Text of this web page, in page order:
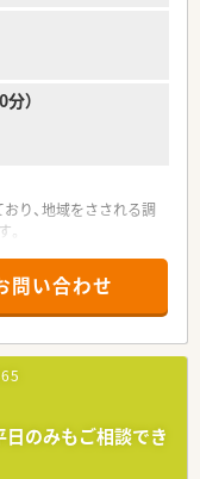
）
り、地域をさされる調
方など、多くの方が
しています。車通勤が
もヘルプ体制がとれる
す。
。
問い合わせ
日のみもご相談でき